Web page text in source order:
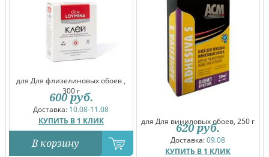
для Для флизелиновых обоев ,
300 г
Доставка: 10.08-11.08
КУПИТЬ В 1 КЛИК
600 руб.
В корзину
для Для виниловых обоев, 250 г
Доставка:09.08
КУПИТЬ В 1 КЛИК
620 руб.